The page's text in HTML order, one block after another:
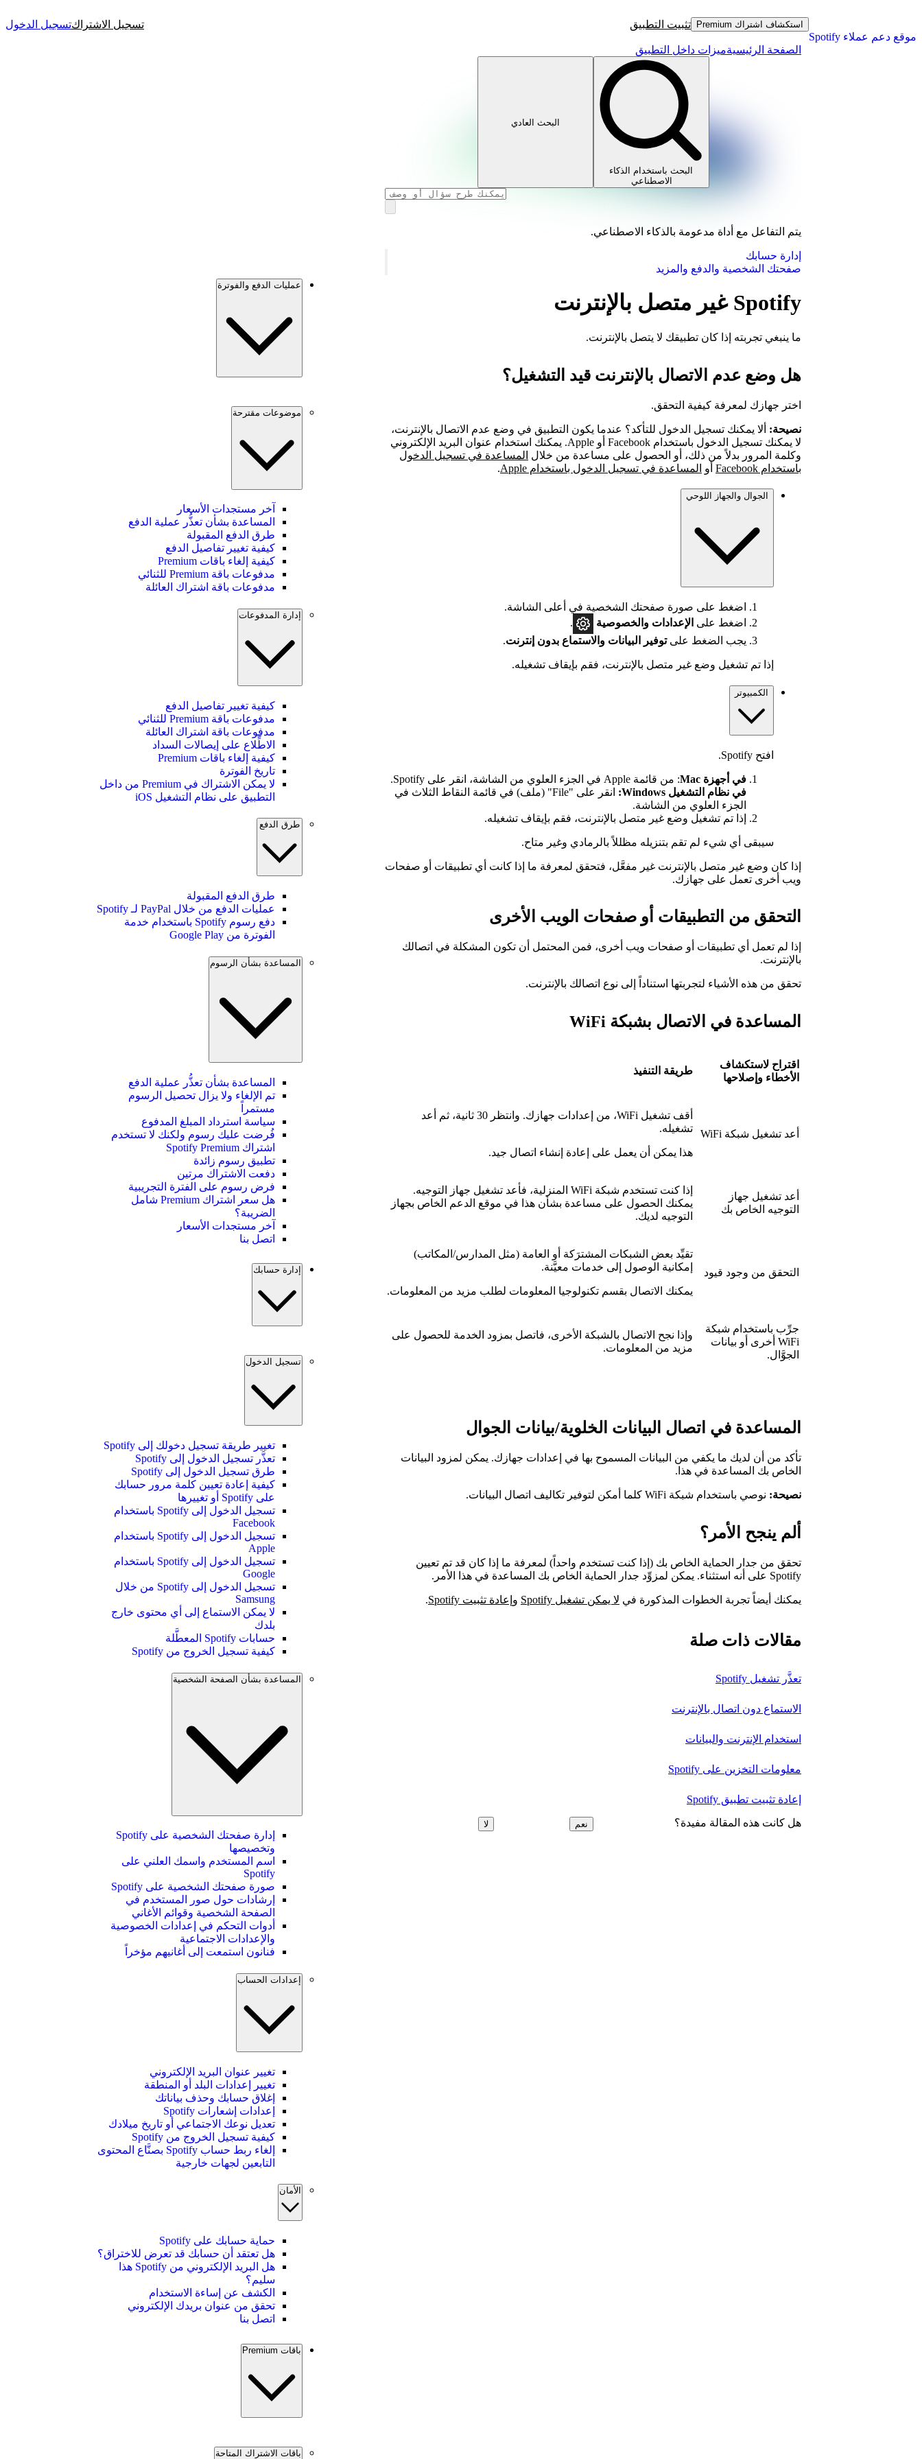
موقع دعم عملاء Spotify
استكشاف اشتراك Premium تثبيت التطبيق تسجيل الاشتراكتسجيل الدخول
الصفحة الرئيسيةميزات داخل التطبيق
البحث باستخدام الذكاء
الاصطناعي
البحث العادي
يتم التفاعل مع أداة مدعومة بالذكاء الاصطناعي.
إدارة حسابك
صفحتك الشخصية والدفع والمزيد
Spotify غير متصل بالإنترنت
ما ينبغي تجربته إذا كان تطبيقك لا يتصل بالإنترنت.
هل وضع عدم الاتصال بالإنترنت قيد التشغيل؟
اختر جهازك لمعرفة كيفية التحقق.
نصيحة: ألا يمكنك تسجيل الدخول للتأكد؟ عندما يكون التطبيق في وضع عدم الاتصال بالإنترنت،
لا يمكنك تسجيل الدخول باستخدام Facebook أو Apple. يمكنك استخدام عنوان البريد الإلكتروني
وكلمة المرور بدلاً من ذلك، أو الحصول على مساعدة من خلال المساعدة في تسجيل الدخول
باستخدام Facebook
أو المساعدة في تسجيل الدخول باستخدام Apple .
الجوال والجهاز اللوحي
اضغط على صورة صفحتك الشخصية في أعلى الشاشة.
اضغط على الإعدادات والخصوصية
.
يجب الضغط علىتوفير البيانات والاستماع بدون إنترنت.
إذا تم تشغيل وضع غير متصل بالإنترنت، فقم بإيقاف تشغيله.
الكمبيوتر
افتح Spotify.
في أجهزة Mac
: من قائمة Apple في الجزء العلوي من الشاشة، انقر على Spotify.
في نظام التشغيل Windows:
انقر على "File" (ملف) في قائمة النقاط الثلاث في
الجزء العلوي من الشاشة.
إذا تم تشغيل وضع غير متصل بالإنترنت، فقم بإيقاف تشغيله.
سيبقى أي شيء لم تقم بتنزيله مظللاً بالرمادي وغير متاح.
إذا كان وضع غير متصل بالإنترنت غير مفعَّل، فتحقق لمعرفة ما إذا كانت أي تطبيقات أو صفحات
ويب أخرى تعمل على جهازك.
التحقق من التطبيقات أو صفحات الويب الأخرى
إذا لم تعمل أي تطبيقات أو صفحات ويب أخرى، فمن المحتمل أن تكون المشكلة في اتصالك
بالإنترنت.
تحقق من هذه الأشياء لتجربتها استناداً إلى نوع اتصالك بالإنترنت.
المساعدة في الاتصال بشبكة WiFi
اقتراح لاستكشاف
الأخطاء وإصلاحها
طريقة التنفيذ
أعد تشغيل شبكة WiFi
أقف تشغيل WiFi، من إعدادات جهازك. وانتظر 30 ثانية، ثم أعد
تشغيله.
هذا يمكن أن يعمل على إعادة إنشاء اتصال جيد.
أعد تشغيل جهاز
التوجيه الخاص بك
إذا كنت تستخدم شبكة WiFi المنزلية، فأعد تشغيل جهاز التوجيه.
يمكنك الحصول على مساعدة بشأن هذا في موقع الدعم الخاص بجهاز
التوجيه لديك.
التحقق من وجود قيود
تقيِّد بعض الشبكات المشترَكة أو العامة (مثل المدارس/المكاتب)
إمكانية الوصول إلى خدمات معيَّنة.
يمكنك الاتصال بقسم تكنولوجيا المعلومات لطلب مزيد من المعلومات.
جرِّب باستخدام شبكة
WiFi أخرى أو بيانات
الجوَّال.
وإذا نجح الاتصال بالشبكة الأخرى، فاتصل بمزود الخدمة للحصول على
مزيد من المعلومات.
المساعدة في اتصال البيانات الخلوية/بيانات الجوال
تأكد من أن لديك ما يكفي من البيانات المسموح بها في إعدادات جهازك. يمكن لمزود البيانات
الخاص بك المساعدة في هذا.
نصيحة: نوصي باستخدام شبكة WiFi كلما أمكن لتوفير تكاليف اتصال البيانات.
ألم ينجح الأمر؟
تحقق من جدار الحماية الخاص بك (إذا كنت تستخدم واحداً) لمعرفة ما إذا كان قد تم تعيين
Spotify على أنه استثناء. يمكن لمزوِّد جدار الحماية الخاص بك المساعدة في هذا الأمر.
يمكنك أيضاً تجربة الخطوات المذكورة في لا يمكن تشغيل Spotify و إعادة تثبيت Spotify .
مقالات ذات صلة
تعذَّر تشغيل Spotify
الاستماع دون اتصال بالإنترنت
استخدام الإنترنت والبيانات
معلومات التخزين على Spotify
إعادة تثبيت تطبيق Spotify
هل كانت هذه المقالة مفيدة؟ نعم لا
عمليات الدفع والفوترة
موضوعات مقترحة
آخر مستجدات الأسعار
المساعدة بشأن تعذُّر عملية الدفع
طرق الدفع المقبولة
كيفية تغيير تفاصيل الدفع
كيفية إلغاء باقات Premium
مدفوعات باقة Premium للثنائي
مدفوعات باقة اشتراك العائلة
إدارة المدفوعات
كيفية تغيير تفاصيل الدفع
مدفوعات باقة Premium للثنائي
مدفوعات باقة اشتراك العائلة
الاطِّلاع على إيصالات السداد
كيفية إلغاء باقات Premium
تاريخ الفوترة
لا يمكن الاشتراك في Premium من داخل
التطبيق على نظام التشغيل iOS
طرق الدفع
طرق الدفع المقبولة
عمليات الدفع من خلال PayPal لـ Spotify
دفع رسوم Spotify باستخدام خدمة
الفوترة من Google Play
المساعدة بشأن الرسوم
المساعدة بشأن تعذُّر عملية الدفع
تم الإلغاء ولا يزال تحصيل الرسوم
مستمراً
سياسة استرداد المبلغ المدفوع
فُرضت عليك رسوم ولكنك لا تستخدم
اشتراك Spotify Premium
تطبيق رسوم زائدة
دفعت الاشتراك مرتين
فرض رسوم على الفترة التجريبية
هل سعر اشتراك Premium شامل
الضريبة؟
آخر مستجدات الأسعار
اتصل بنا
إدارة حسابك
تسجيل الدخول
تغيير طريقة تسجيل دخولك إلى Spotify
تعذَّر تسجيل الدخول إلى Spotify
طرق تسجيل الدخول إلى Spotify
كيفية إعادة تعيين كلمة مرور حسابك
على Spotify أو تغييرها
تسجيل الدخول إلى Spotify باستخدام
Facebook
تسجيل الدخول إلى Spotify باستخدام
Apple
تسجيل الدخول إلى Spotify باستخدام
Google
تسجيل الدخول إلى Spotify من خلال
Samsung
لا يمكن الاستماع إلى أي محتوى خارج
بلدك
حسابات Spotify المعطَّلة
كيفية تسجيل الخروج من Spotify
المساعدة بشأن الصفحة الشخصية
إدارة صفحتك الشخصية على Spotify
وتخصيصها
اسم المستخدم واسمك العلني على
Spotify
صورة صفحتك الشخصية على Spotify
إرشادات حول صور المستخدم في
الصفحة الشخصية وقوائم الأغاني
أدوات التحكم في إعدادات الخصوصية
والإعدادات الاجتماعية
فنانون استمعت إلى أغانيهم مؤخراً
إعدادات الحساب
تغيير عنوان البريد الإلكتروني
تغيير إعدادات البلد أو المنطقة
إغلاق حسابك وحذف بياناتك
إعدادات إشعارات Spotify
تعديل نوعك الاجتماعي أو تاريخ ميلادك
كيفية تسجيل الخروج من Spotify
إلغاء ربط حساب Spotify بصنَّاع المحتوى
التابعين لجهات خارجية
الأمان
حماية حسابك على Spotify
هل تعتقد أن حسابك قد تعرض للاختراق؟
هل البريد الإلكتروني من Spotify هذا
سليم؟
الكشف عن إساءة الاستخدام
تحقق من عنوان بريدك الإلكتروني
اتصل بنا
باقات Premium
باقات الاشتراك المتاحة